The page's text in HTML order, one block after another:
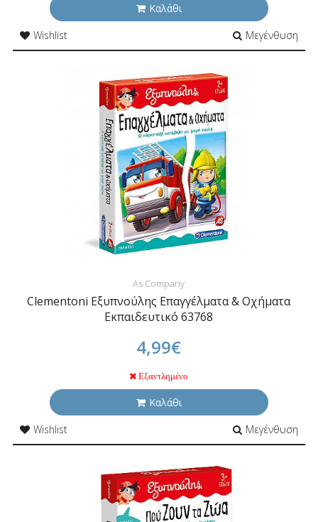
Καλάθι
Wishlist
Μεγένθυση
As Company
Clementoni Εξυπνούλης Επαγγέλματα & Οχήματα
Εκπαιδευτικό 63768
4,99€
Εξαντλημένο
Καλάθι
Wishlist
Μεγένθυση